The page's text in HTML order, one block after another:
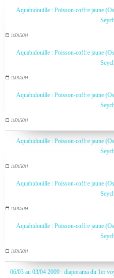
Aquabidouille : Poisson-coffre jaune
11/01/2014
Aquabidouille : Poisson-coffre jaune
11/01/2014
Aquabidouille : Poisson-coffre jaune
11/01/2014
Aquabidouille : Poisson-coffre jaune
11/01/2014
Aquabidouille : Poisson-coffre jaune
11/01/2014
Aquabidouille : Poisson-coffre jaune
11/01/2014
06/03 au 03/04 2009 : diaporama du 1er